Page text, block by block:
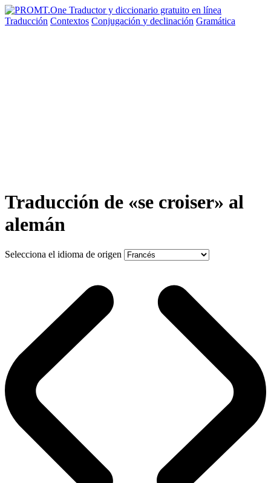
Traducción Contextos Conjugación y declinación Gramática
Traducción de «se croiser» al
alemán
Selecciona el idioma de origen